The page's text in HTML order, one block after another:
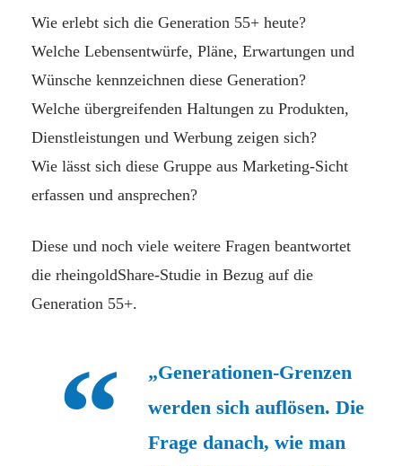
Wie erlebt sich die Generation 55+ heute?
Welche Lebensentwürfe, Pläne, Erwartungen und
Wünsche kennzeichnen diese Generation?
Welche übergreifenden Haltungen zu Produkten,
Dienstleistungen und Werbung zeigen sich?
Wie lässt sich diese Gruppe aus Marketing-Sicht
erfassen und ansprechen?
Diese und noch viele weitere Fragen beantwortet
die rheingoldShare-Studie in Bezug auf die
Generation 55+.
„Generationen-Grenzen
werden sich auflösen. Die
Frage danach, wie man